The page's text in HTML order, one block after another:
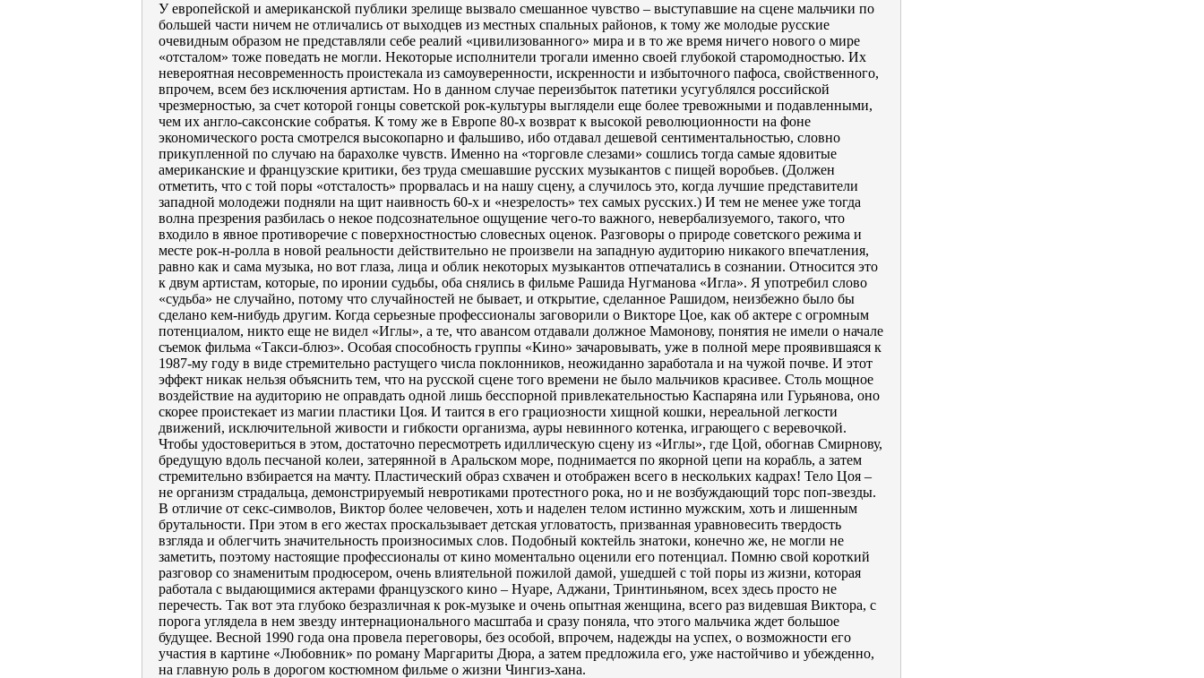
У европейской и американской публики зрелище вызвало смешанное чувство – выступавшие на сцене мальчики по
большей части ничем не отличались от выходцев из местных спальных районов, к тому же молодые русские
очевидным образом не представляли себе реалий «цивилизованного» мира и в то же время ничего нового о мире
«отсталом» тоже поведать не могли. Некоторые исполнители трогали именно своей глубокой старомодностью. Их
невероятная несовременность проистекала из самоуверенности, искренности и избыточного пафоса, свойственного,
впрочем, всем без исключения артистам. Но в данном случае переизбыток патетики усугублялся российской
чрезмерностью, за счет которой гонцы советской рок-культуры выглядели еще более тревожными и подавленными,
чем их англо-саксонские собратья. К тому же в Европе 80-х возврат к высокой революционности на фоне
экономического роста смотрелся высокопарно и фальшиво, ибо отдавал дешевой сентиментальностью, словно
прикупленной по случаю на барахолке чувств. Именно на «торговле слезами» сошлись тогда самые ядовитые
американские и французские критики, без труда смешавшие русских музыкантов с пищей воробьев. (Должен
отметить, что с той поры «отсталость» прорвалась и на нашу сцену, а случилось это, когда лучшие представители
западной молодежи подняли на щит наивность 60-х и «незрелость» тех самых русских.) И тем не менее уже тогда
волна презрения разбилась о некое подсознательное ощущение чего-то важного, невербализуемого, такого, что
входило в явное противоречие с поверхностностью словесных оценок. Разговоры о природе советского режима и
месте рок-н-ролла в новой реальности действительно не произвели на западную аудиторию никакого впечатления,
равно как и сама музыка, но вот глаза, лица и облик некоторых музыкантов отпечатались в сознании. Относится это
к двум артистам, которые, по иронии судьбы, оба снялись в фильме Рашида Нугманова «Игла». Я употребил слово
«судьба» не случайно, потому что случайностей не бывает, и открытие, сделанное Рашидом, неизбежно было бы
сделано кем-нибудь другим. Когда серьезные профессионалы заговорили о Викторе Цое, как об актере с огромным
потенциалом, никто еще не видел «Иглы», а те, что авансом отдавали должное Мамонову, понятия не имели о начале
съемок фильма «Такси-блюз». Особая способность группы «Кино» зачаровывать, уже в полной мере проявившаяся к
1987-му году в виде стремительно растущего числа поклонников, неожиданно заработала и на чужой почве. И этот
эффект никак нельзя объяснить тем, что на русской сцене того времени не было мальчиков красивее. Столь мощное
воздействие на аудиторию не оправдать одной лишь бесспорной привлекательностью Каспаряна или Гурьянова, оно
скорее проистекает из магии пластики Цоя. И таится в его грациозности хищной кошки, нереальной легкости
движений, исключительной живости и гибкости организма, ауры невинного котенка, играющего с веревочкой.
Чтобы удостовериться в этом, достаточно пересмотреть идиллическую сцену из «Иглы», где Цой, обогнав Смирнову,
бредущую вдоль песчаной колеи, затерянной в Аральском море, поднимается по якорной цепи на корабль, а затем
стремительно взбирается на мачту. Пластический образ схвачен и отображен всего в нескольких кадрах! Тело Цоя –
не организм страдальца, демонстрируемый невротиками протестного рока, но и не возбуждающий торс поп-звезды.
В отличие от секс-символов, Виктор более человечен, хоть и наделен телом истинно мужским, хоть и лишенным
брутальности. При этом в его жестах проскальзывает детская угловатость, призванная уравновесить твердость
взгляда и облегчить значительность произносимых слов. Подобный коктейль знатоки, конечно же, не могли не
заметить, поэтому настоящие профессионалы от кино моментально оценили его потенциал. Помню свой короткий
разговор со знаменитым продюсером, очень влиятельной пожилой дамой, ушедшей с той поры из жизни, которая
работала с выдающимися актерами французского кино – Нуаре, Аджани, Тринтиньяном, всех здесь просто не
перечесть. Так вот эта глубоко безразличная к рок-музыке и очень опытная женщина, всего раз видевшая Виктора, с
порога углядела в нем звезду интернационального масштаба и сразу поняла, что этого мальчика ждет большое
будущее. Весной 1990 года она провела переговоры, без особой, впрочем, надежды на успех, о возможности его
участия в картине «Любовник» по роману Маргариты Дюра, а затем предложила его, уже настойчиво и убежденно,
на главную роль в дорогом костюмном фильме о жизни Чингиз-хана.